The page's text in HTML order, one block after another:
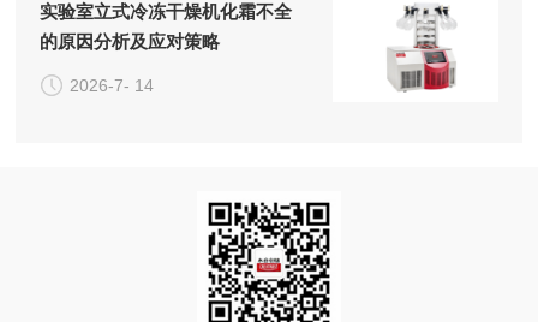
实验室立式冷冻干燥机化霜不全
的原因分析及应对策略
2026-7- 14